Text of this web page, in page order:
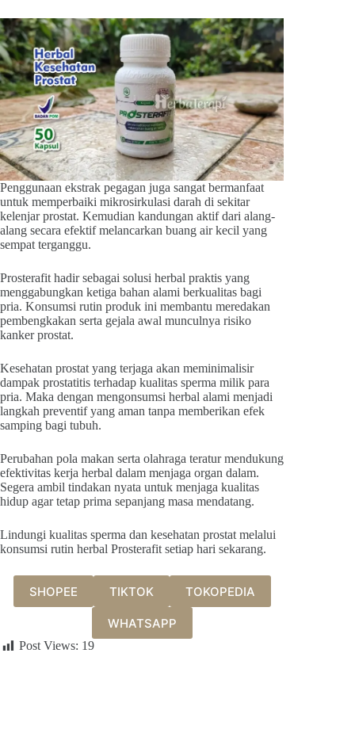
Penggunaan ekstrak pegagan juga sangat bermanfaat
untuk memperbaiki mikrosirkulasi darah di sekitar
kelenjar prostat. Kemudian kandungan aktif dari alang-
alang secara efektif melancarkan buang air kecil yang
sempat terganggu.
Prosterafit hadir sebagai solusi herbal praktis yang
menggabungkan ketiga bahan alami berkualitas bagi
pria. Konsumsi rutin produk ini membantu meredakan
pembengkakan serta gejala awal munculnya risiko
kanker prostat.
Kesehatan prostat yang terjaga akan meminimalisir
dampak prostatitis terhadap kualitas sperma milik para
pria. Maka dengan mengonsumsi herbal alami menjadi
langkah preventif yang aman tanpa memberikan efek
samping bagi tubuh.
Perubahan pola makan serta olahraga teratur mendukung
efektivitas kerja herbal dalam menjaga organ dalam.
Segera ambil tindakan nyata untuk menjaga kualitas
hidup agar tetap prima sepanjang masa mendatang.
Lindungi kualitas sperma dan kesehatan prostat melalui
konsumsi rutin herbal Prosterafit setiap hari sekarang.
SHOPEE TIKTOK TOKOPEDIA
WHATSAPP
Post Views: 19